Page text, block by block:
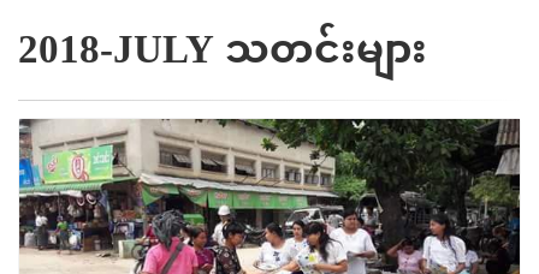
2018-JULY သတင်းများ